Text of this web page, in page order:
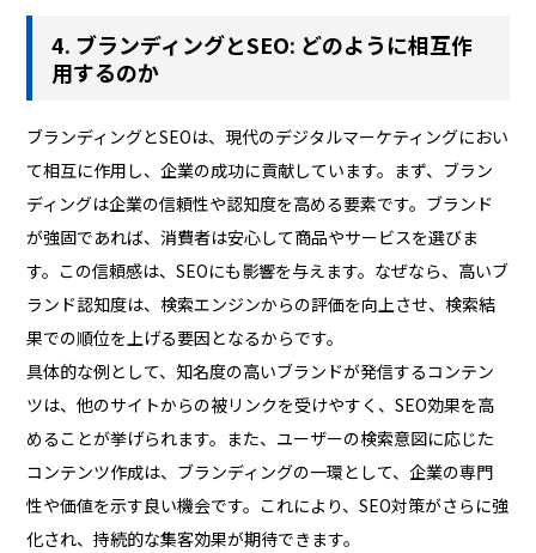
4. ブランディングとSEO: どのように相互作
用するのか
ブランディングとSEOは、現代のデジタルマーケティングにおい
て相互に作用し、企業の成功に貢献しています。まず、ブラン
ディングは企業の信頼性や認知度を高める要素です。ブランド
が強固であれば、消費者は安心して商品やサービスを選びま
す。この信頼感は、SEOにも影響を与えます。なぜなら、高いブ
ランド認知度は、検索エンジンからの評価を向上させ、検索結
果での順位を上げる要因となるからです。
具体的な例として、知名度の高いブランドが発信するコンテン
ツは、他のサイトからの被リンクを受けやすく、SEO効果を高
めることが挙げられます。また、ユーザーの検索意図に応じた
コンテンツ作成は、ブランディングの一環として、企業の専門
性や価値を示す良い機会です。これにより、SEO対策がさらに強
化され、持続的な集客効果が期待できます。